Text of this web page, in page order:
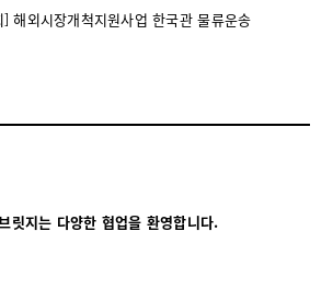
해외시장개척지원사업 한국관 물류운송
릿지는 다양한 협업을 환영합니다.